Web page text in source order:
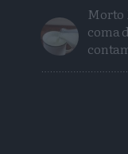
Morto
coma